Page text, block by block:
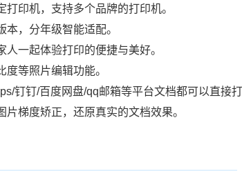
印机，支持多个品牌的打印机。
，分年级智能适配。
一起体验打印的便捷与美好。
等照片编辑功能。
钉钉/百度网盘/qq邮箱等平台文档都可以直接
梯度矫正，还原真实的文档效果。